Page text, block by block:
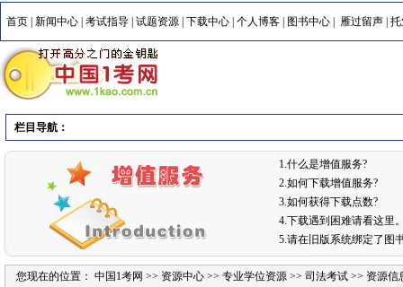
首页 新闻中心 考试指导 试题资源 下载中心 个人博客 图书中心 雁过留声
栏目导航：
1.什么是增值服务?
2.如何下载增值服务?
3.如何获得下载点数?
4.下载遇到困难请看这里
5.请在旧版系统绑定了图
您现在的位置： 中国1考网 >> 资源中心>> 专业学位资源>> 司法考试>> 资源信